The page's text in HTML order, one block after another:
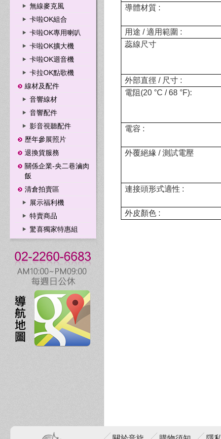
無線麥克風
卡啦OK組合
卡啦OK專用喇叭
卡啦OK擴大機
卡啦OK迴音機
卡拉OK點歌機
線材及配件
音響線材
音響配件
影音視聽配件
歷年參展照片
退換貨服務
關係企業-央二巷滷肉
飯
清倉拍賣區
展示福利機
特賣商品
驚喜獨家特惠組
導體材質 :
用途 /適用範圍 :
蕊線尺寸
外部直徑 / 尺寸 :
電阻 (20 °C /68 °F):
電容 :
外覆絕緣 /測試電壓
連接頭形式適性 :
外皮顏色 :